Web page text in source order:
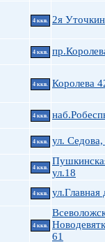
4 ккв. 2я
4 ккв.
4 ккв. Королева
4 ккв.
4 ккв. ул.
4 ккв.
ул.18
4 ккв. ул.Главная
4 ккв.
61